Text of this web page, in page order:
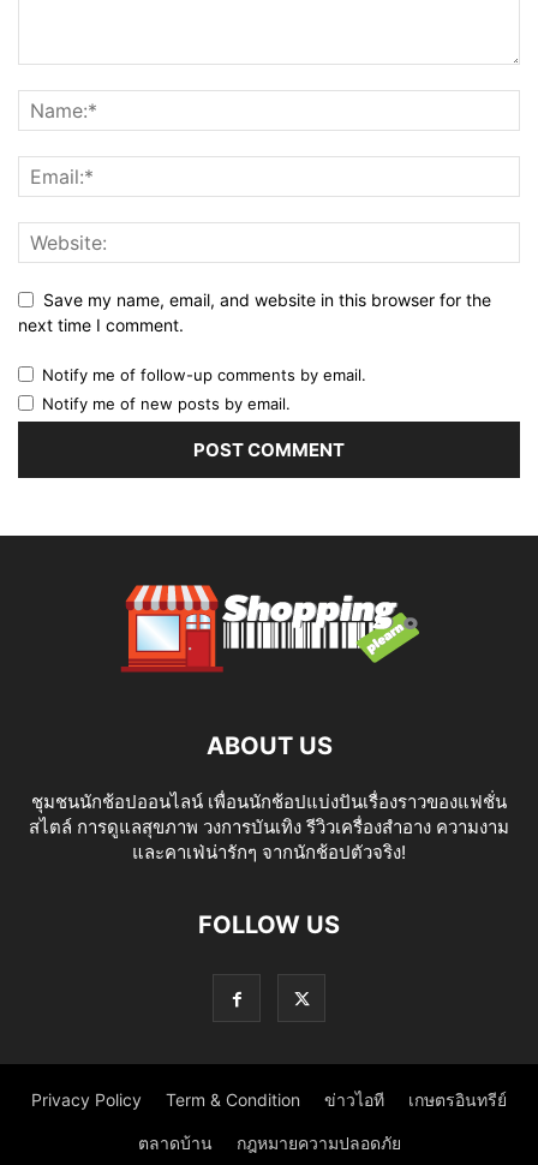
Save my name, email, and website in this browser for the
next time I comment.
Notify me of follow-up comments by email.
Notify me of new posts by email.
ABOUT US
ชุมชนนักช้อปออนไลน์ เพื่อนนักช้อปแบ่งปันเรื่องราวของแฟชั่น
สไตล์ การดูแลสุขภาพ วงการบันเทิง รีวิวเครื่องสำอาง ความงาม
และคาเฟ่น่ารักๆ จากนักช้อปตัวจริง!
FOLLOW US
Privacy Policy Term & Condition ข่าวไอที เกษตรอินทรีย์
ตลาดบ้าน กฎหมายความปลอดภัย